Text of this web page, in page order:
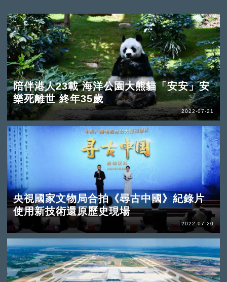
陪伴港人23載 海洋公園大熊貓「安安」安
樂死離世 終年35歲
2022-07-21
央視國家文物局合拍《尋古中國》紀錄片
使用新技術還原歷史現場
2022-07-20